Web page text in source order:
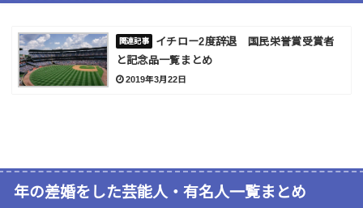
イチロー2度辞退 国民栄誉賞受賞者
と記念品一覧まとめ
2019年3月22日
年の差婚をした芸能人・有名人一覧まとめ